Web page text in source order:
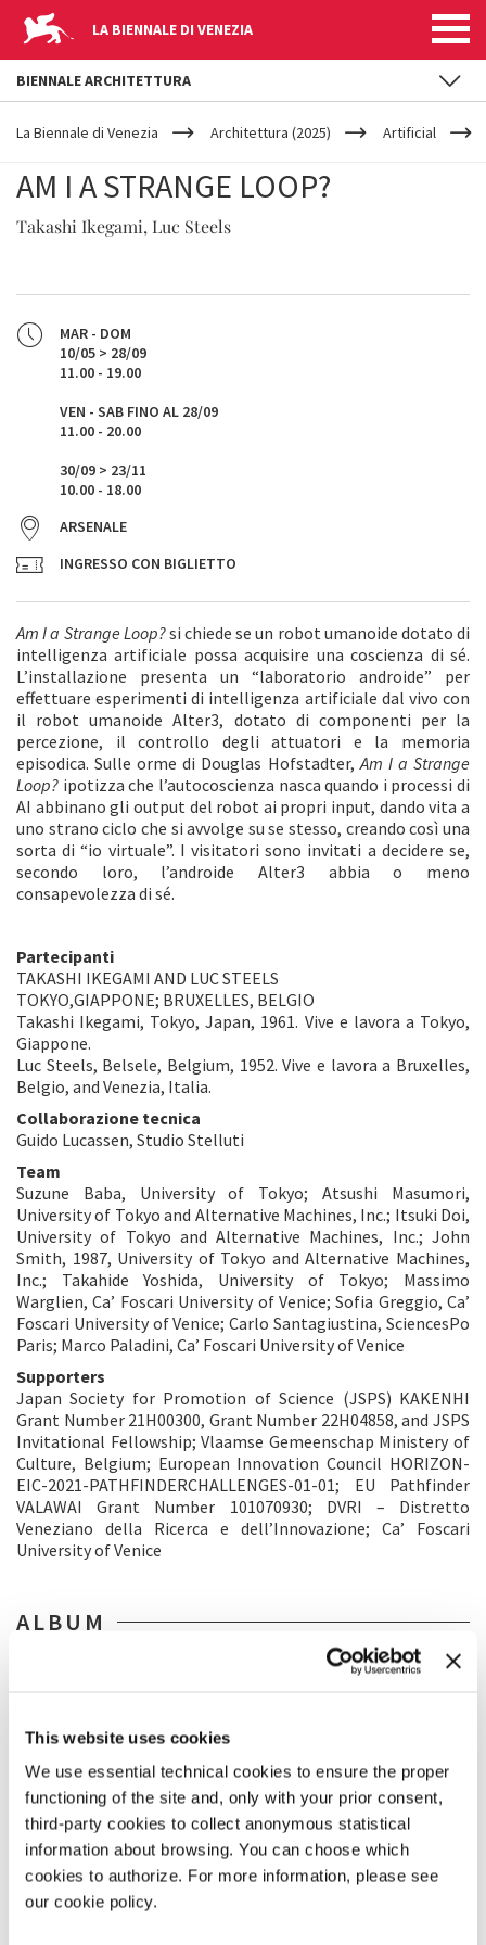
This website uses cookies
We use essential technical cookies to ensure the proper
functioning of the site and, only with your prior consent,
third-party cookies to collect anonymous statistical
information about browsing. You can choose which
cookies to authorize. For more information, please see
our cookie policy.
LA BIENNALE DI VENEZIA
YOUR
ARE
La Biennale di Venezia Architettura (2025) Artificial
AM I A STRANGE LOOP?
Takashi Ikegami, Luc Steels
MAR - DOM
10/05 > 28/09
11.00 - 19.00
VEN - SAB FINO AL 28/09
11.00 - 20.00
30/09 > 23/11
10.00 - 18.00
ARSENALE
INGRESSO CON BIGLIETTO
Am I a Strange Loop?si chiede se un robot umanoide dotato di
intelligenza artificiale possa acquisire una coscienza di sé.
L’installazione presenta un “laboratorio androide” per
effettuare esperimenti di intelligenza artificiale dal vivo con
il robot umanoide Alter3, dotato di componenti per la
percezione, il controllo degli attuatori e la memoria
episodica. Sulle orme di Douglas Hofstadter,Am I a Strange
Loop? ipotizza che l’autocoscienza nasca quando i processi di
AI abbinano gli output del robot ai propri input, dando vita a
uno strano ciclo che si avvolge su se stesso, creando così una
sorta di “io virtuale”. I visitatori sono invitati a decidere se,
secondo loro, l’androide Alter3 abbia o meno
consapevolezza di sé.
Partecipanti
TAKASHI IKEGAMI AND LUC STEELS
TOKYO,GIAPPONE; BRUXELLES, BELGIO
Takashi Ikegami, Tokyo, Japan, 1961. Vive e lavora a Tokyo,
Giappone.
Luc Steels, Belsele, Belgium, 1952. Vive e lavora a Bruxelles,
Belgio, and Venezia, Italia.
Collaborazione tecnica
Guido Lucassen, Studio Stelluti
Team
Suzune Baba, University of Tokyo; Atsushi Masumori,
University of Tokyo and Alternative Machines, Inc.; Itsuki Doi,
University of Tokyo and Alternative Machines, Inc.; John
Smith, 1987, University of Tokyo and Alternative Machines,
Inc.; Takahide Yoshida, University of Tokyo; Massimo
Warglien, Ca’ Foscari University of Venice; Sofia Greggio, Ca’
Foscari University of Venice; Carlo Santagiustina, SciencesPo
Paris; Marco Paladini, Ca’ Foscari University of Venice
Supporters
Japan Society for Promotion of Science (JSPS) KAKENHI
Grant Number 21H00300, Grant Number 22H04858, and JSPS
Invitational Fellowship; Vlaamse Gemeenschap Ministery of
Culture, Belgium; European Innovation Council HORIZON-
EIC-2021-PATHFINDERCHALLENGES-01-01; EU Pathfinder
VALAWAI Grant Number 101070930; DVRI – Distretto
Veneziano della Ricerca e dell’Innovazione; Ca’ Foscari
University of Venice
ALBUM
BIENNALE ARCHITETTURA